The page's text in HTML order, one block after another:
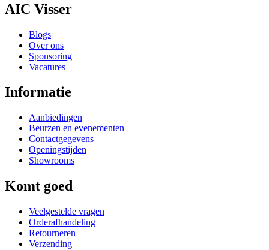
AIC Visser
Blogs
Over ons
Sponsoring
Vacatures
Informatie
Aanbiedingen
Beurzen en evenementen
Contactgegevens
Openingstijden
Showrooms
Komt goed
Veelgestelde vragen
Orderafhandeling
Retourneren
Verzending